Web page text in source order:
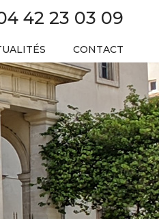
42 23 03 09
CONTACT